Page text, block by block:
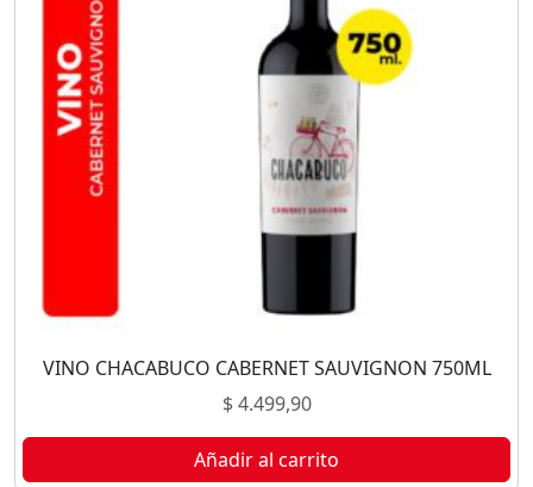
VINO CHACABUCO CABERNET SAUVIGNON 750ML
$4.499,90
Añadir al carrito